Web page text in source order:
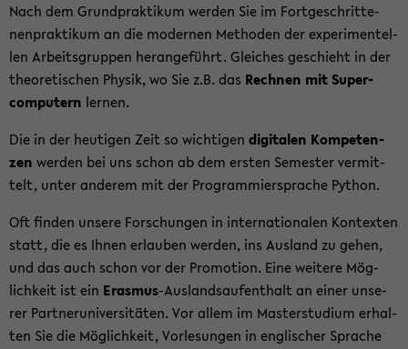
Nach dem Grund­prak­ti­kum wer­den Sie im Fort­ge­schrit­te­
nen­prak­ti­kum an die mo­der­nen Me­tho­den der ex­pe­ri­men­tel­
len Ar­beits­grup­pen her­an­ge­führt. Glei­ches ge­schieht in der
theo­re­ti­schen Phy­sik, wo Sie z.B. das Rech­nen mit Su­per­
com­pu­tern ler­nen.
Die in der heu­ti­gen Zeit so wich­ti­gen di­gi­ta­len Kom­pe­ten­
zen wer­den bei uns schon ab dem ers­ten Se­mes­ter ver­mit­
telt, unter an­de­rem mit der Pro­gram­mier­spra­che Py­thon.
Oft fin­den un­se­re For­schun­gen in in­ter­na­tio­na­len Kon­tex­ten
statt, die es Ihnen er­lau­ben wer­den, ins Aus­land zu gehen,
und das auch schon vor der Pro­mo­ti­on. Eine wei­te­re Mög­
lich­keit ist ein Eras­mus-​Auslandsaufenthalt an einer un­se­
rer Part­ner­uni­ver­si­tä­ten. Vor allem im Mas­ter­stu­di­um er­hal­
ten Sie die Mög­lich­keit, Vor­le­sun­gen in eng­li­scher Spra­che